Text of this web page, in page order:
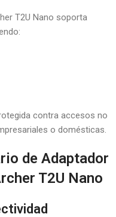
T2U Nano soporta
contra accesos no
o domésticas.
de Adaptador
T2U Nano